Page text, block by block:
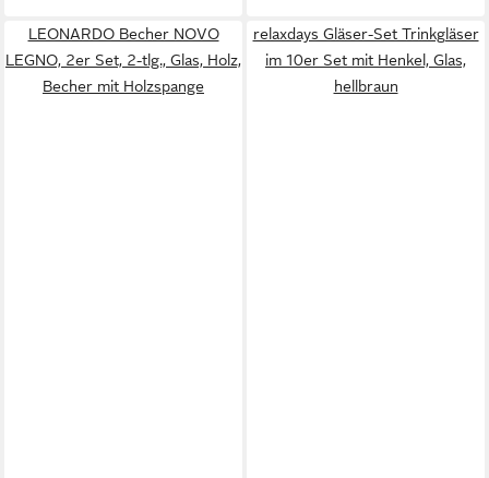
LEONARDO Becher NOVO
LEGNO, 2er Set, 2-tlg., Glas, Holz,
Becher mit Holzspange
relaxdays Gläser-Set Trinkgläser
im 10er Set mit Henkel, Glas,
hellbraun